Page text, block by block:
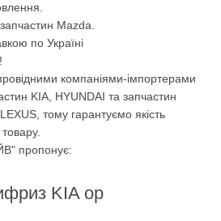
Mazda.
по Україні
компаніями-імпортерами
KIA, HYUNDAI та запчастин
тому гарантуємо якість
пропонує:
KIA ор